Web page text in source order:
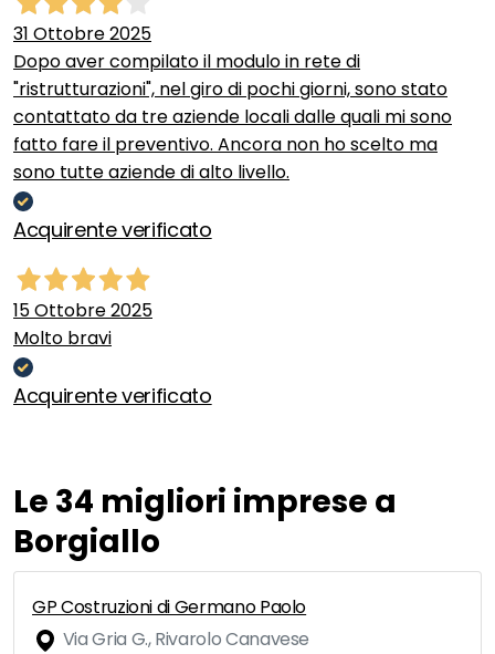
31 Ottobre 2025
Dopo aver compilato il modulo in rete di
"ristrutturazioni", nel giro di pochi giorni, sono stato
contattato da tre aziende locali dalle quali mi sono
fatto fare il preventivo. Ancora non ho scelto ma
sono tutte aziende di alto livello.
Acquirente verificato
15 Ottobre 2025
Molto bravi
Acquirente verificato
Le 34 migliori imprese a
Borgiallo
GP Costruzioni di Germano Paolo
Via Gria G., Rivarolo Canavese